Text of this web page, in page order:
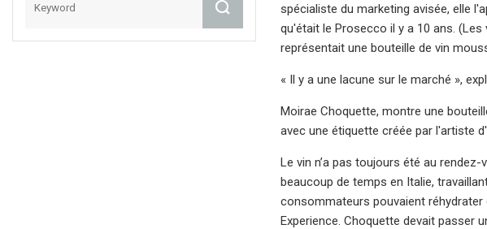
spécialiste du marketing avisée, elle
qu'était le Prosecco il y a 10 ans.
représentait une bouteille de vin
« Il y a une lacune sur le marché »,
Moirae Choquette, montre une
avec une étiquette créée par l'artiste
Le vin n’a pas toujours été au
beaucoup de temps en Italie,
consommateurs pouvaient réhydrater
Experience. Choquette devait passer